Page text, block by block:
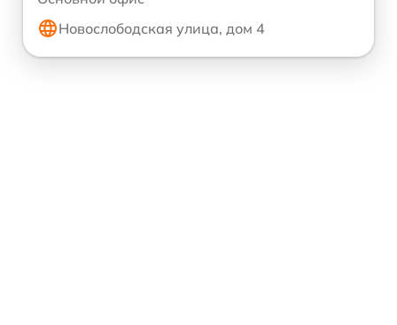
Новослободская улица, дом 4